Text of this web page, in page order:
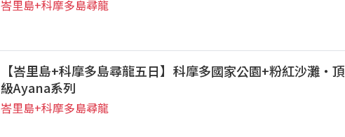
峇里島+科摩多島尋龍
【峇里島+科摩多島尋龍五日】科摩多國家公園+粉紅沙灘‧頂
級Ayana系列
峇里島+科摩多島尋龍